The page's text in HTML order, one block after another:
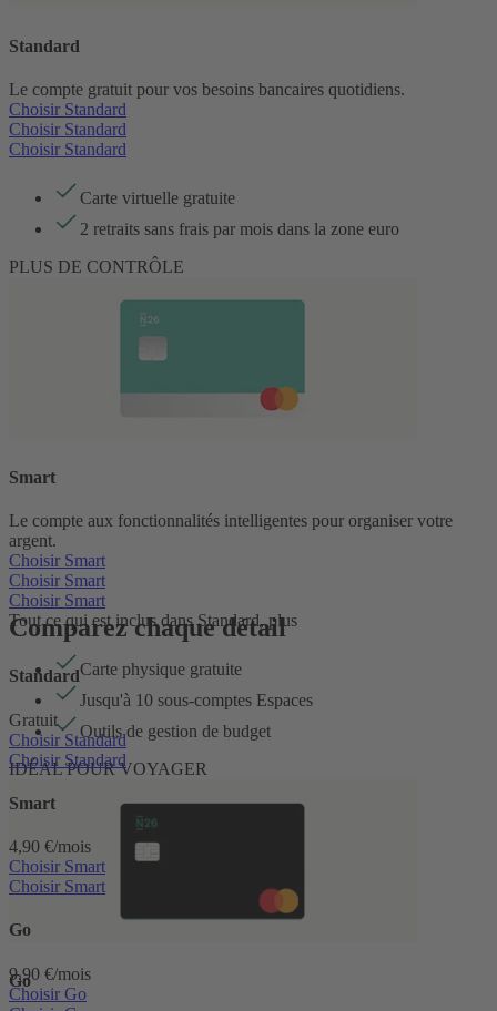
Standard
Le compte gratuit pour vos besoins bancaires quotidiens.
Choisir Standard
Choisir Standard
Choisir Standard
Carte virtuelle gratuite
2 retraits sans frais par mois dans la zone euro
PLUS DE CONTRÔLE
Smart
Le compte aux fonctionnalités intelligentes pour organiser votre
argent.
Choisir Smart
Choisir Smart
Choisir Smart
Tout ce qui est inclus dans Standard, plus
Carte physique gratuite
Jusqu'à 10 sous-comptes Espaces
Outils de gestion de budget
IDÉAL POUR VOYAGER
Go
Comparez chaque détail
Standard
Gratuit
Choisir Standard
Choisir Standard
Smart
4,90 €/mois
Choisir Smart
Choisir Smart
Go
9,90 €/mois
Choisir Go